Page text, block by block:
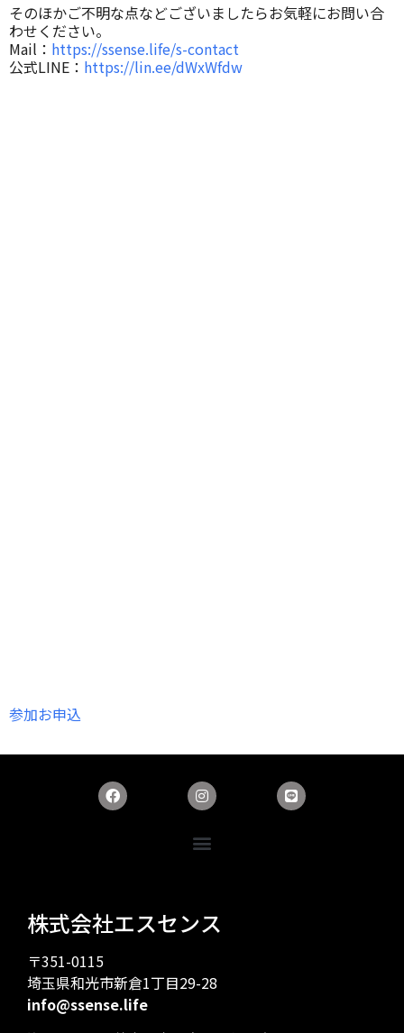
そのほかご不明な点などございましたらお気軽にお問い合
わせください。
Mail： https://ssense.life/s-contact
公式LINE： https://lin.ee/dWxWfdw
参加お申込
株式会社エスセンス
〒351-0115
埼玉県和光市新倉1丁目29-28
info@ssense.life